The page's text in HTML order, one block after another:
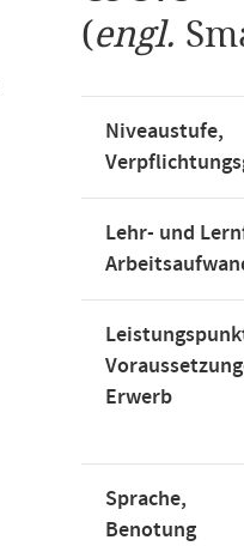
(engl.
Niveaustufe,
Lehr- und
Erwerb
Sprache,
Benotung